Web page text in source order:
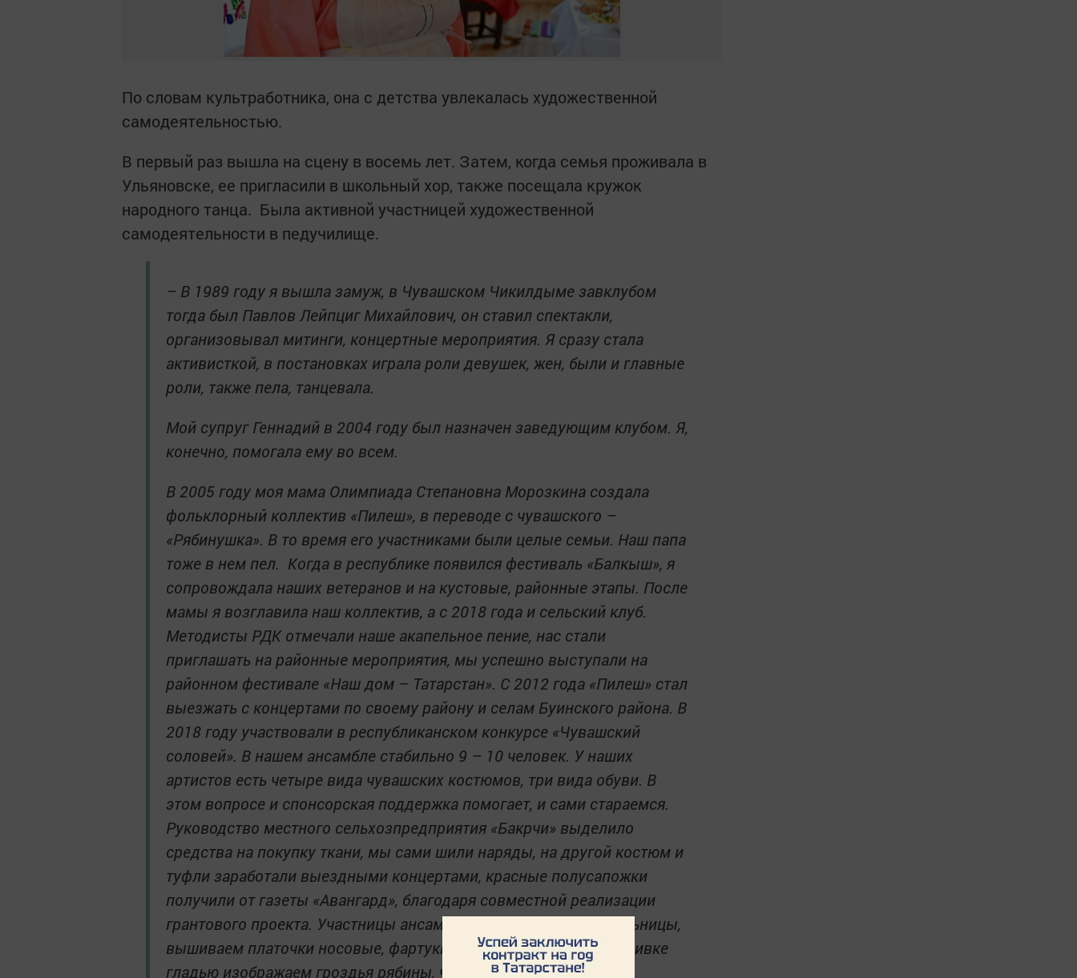
По словам культработника, она с детства увлекалась художественной
самодеятельностью.
В первый раз вышла на сцену в восемь лет. Затем, когда семья проживала в
Ульяновске, ее пригласили в школьный хор, также посещала кружок
народного танца. Была активной участницей художественной
самодеятельности в педучилище.
– В 1989 году я вышла замуж, в Чувашском Чикилдыме завклубом
тогда был Павлов Лейпциг Михайлович, он ставил спектакли,
организовывал митинги, концертные мероприятия. Я сразу стала
активисткой, в постановках играла роли девушек, жен, были и главные
роли, также пела, танцевала.
Мой супруг Геннадий в 2004 году был назначен заведующим клубом. Я,
конечно, помогала ему во всем.
В 2005 году моя мама Олимпиада Степановна Морозкина создала
фольклорный коллектив «Пилеш», в переводе с чувашского –
«Рябинушка». В то время его участниками были целые семьи. Наш папа
тоже в нем пел. Когда в республике появился фестиваль «Балкыш», я
сопровождала наших ветеранов и на кустовые, районные этапы. После
мамы я возглавила наш коллектив, а с 2018 года и сельский клуб.
Методисты РДК отмечали наше акапельное пение, нас стали
приглашать на районные мероприятия, мы успешно выступали на
районном фестивале «Наш дом – Татарстан». С 2012 года «Пилеш» стал
выезжать с концертами по своему району и селам Буинского района. В
2018 году участвовали в республиканском конкурсе «Чувашский
соловей». В нашем ансамбле стабильно 9 – 10 человек. У наших
артистов есть четыре вида чувашских костюмов, три вида обуви. В
этом вопросе и спонсорская поддержка помогает, и сами стараемся.
Руководство местного сельхозпредприятия «Бакрчи» выделило
средства на покупку ткани, мы сами шили наряды, на другой костюм и
туфли заработали выездными концертами, красные полусапожки
получили от газеты «Авангард», благодаря совместной реализации
грантового проекта. Участницы ансамбля – мастерицы-рукодельницы,
вышиваем платочки носовые, фартуки, головные платки. В вышивке
гладью изображаем гроздья рябины, чтобы было сочетание с